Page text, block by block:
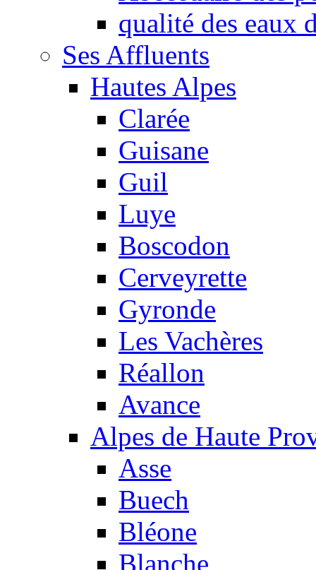
qualité des eaux
Ses Affluents
Hautes Alpes
Clarée
Guisane
Guil
Luye
Boscodon
Cerveyrette
Gyronde
Les Vachères
Réallon
Avance
Alpes de Haute
Asse
Buech
Bléone
Blanche